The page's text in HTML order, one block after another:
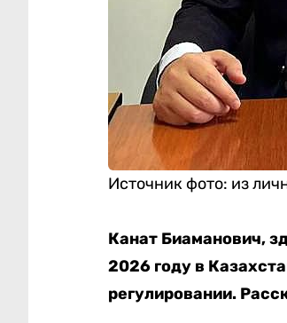
Источник фото: из
Канат Биаманович,
2026 году в
регулировании.